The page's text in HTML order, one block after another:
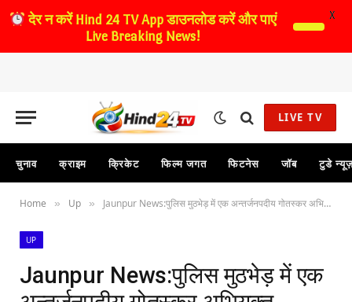
LIVE TV
चुनाव क्राइम क्रिकेट फिल्म जगत फिटनेस जॉब टुडे
Home » Up » Jaunpur News:पुलिस मुठभेड़ में एक अन्तर्जनपदीय गोतस्कर अभियुक्त गिरफ्तार,मुठभेड़ के दौरान अभियुक्त को पैर में लगी गोली ,घायल
UP
Jaunpur News:पुलिस मुठभेड़ में एक
देर न करेंHind 24 TV App डाउनलोड करें और पाएं
Live Breaking News!
X